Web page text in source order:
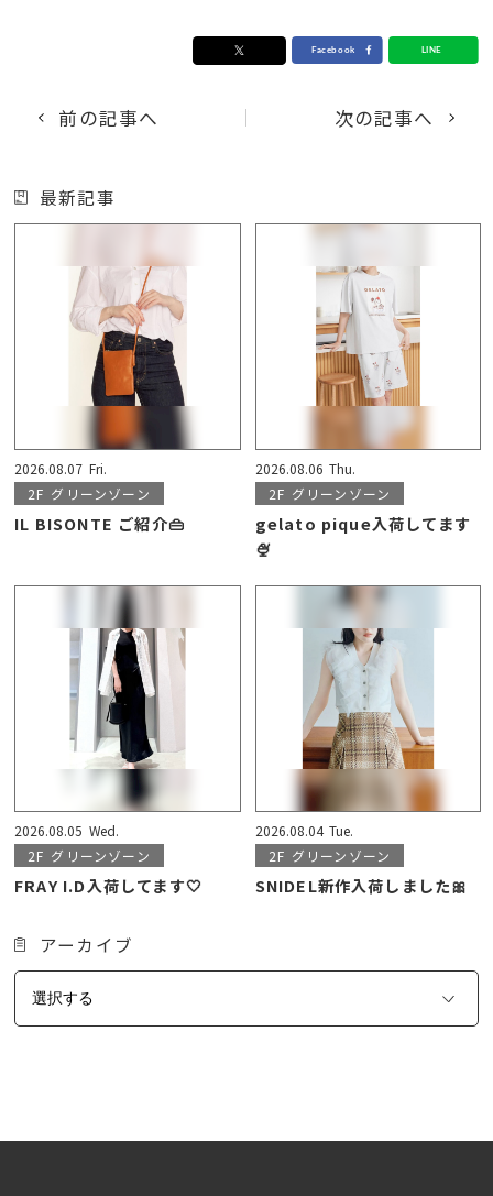
前の記事へ 次の記事へ
最新記事
2026.08.07 Fri.
2F グリーンゾーン
IL BISONTE ご紹介👜
2026.08.06 Thu.
2F グリーンゾーン
gelato pique入荷してます
🍨
2026.08.05 Wed.
2F グリーンゾーン
FRAY I.D入荷してます🤍
2026.08.04 Tue.
2F グリーンゾーン
SNIDEL新作入荷しました🎀
アーカイブ